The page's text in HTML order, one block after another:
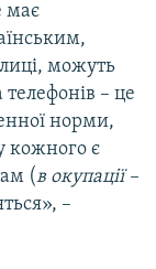
має
можуть
– це
норми,
кожного є
(в окупації –
–